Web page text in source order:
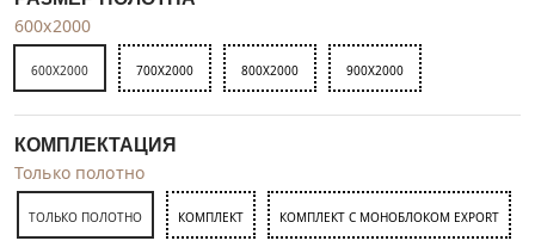
600x2000
600X2000 700X2000 800X2000 900X2000
КОМПЛЕКТАЦИЯ
Только полотно
ТОЛЬКО ПОЛОТНО КОМПЛЕКТ КОМПЛЕКТ С МОНОБЛОКОМ EXPORT